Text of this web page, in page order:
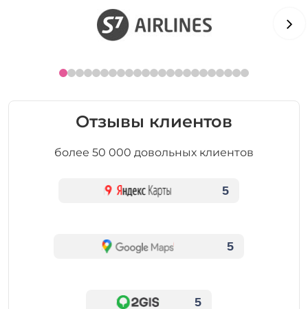
Отзывы клиентов
более 50 000 довольных клиентов
5
5
5